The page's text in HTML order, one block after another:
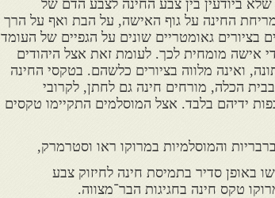
שלא ביודעין בין צבע החינה לצבע הדם של
החינה על גוף האישה, על הבת ואף על הרך
בציורים גאומטריים שונים על הגפיים של העומד
אישה מומחית לכך. לעומת זאת אצל היהודים
ואינה מלווה בציורים כלשהם. בטקסי החינה
הכלה, מורחים חינה גם לחתן, לקרובי
ידיהם בלבד. אצל המוסלמים התקיימו טקסים
באופן סדיר בתמיסת חינה לחיזוק צבע
טקס חינה בחגיגות הבר־מצווה.